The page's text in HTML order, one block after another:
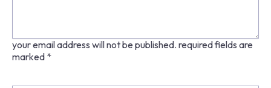
your email address will not be published. required fields are
marked *